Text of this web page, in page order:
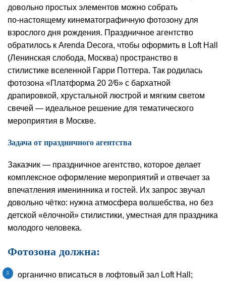
довольно простых элементов можно собрать
по‑настоящему кинематографичную фотозону для
взрослого дня рождения. Праздничное агентство
обратилось к Arenda Decora, чтобы оформить в Loft Hall
(Ленинская слобода, Москва) пространство в
стилистике вселенной Гарри Поттера. Так родилась
фотозона «Платформа 20 2⁄6» с бархатной
драпировкой, хрустальной люстрой и мягким светом
свечей — идеальное решение для тематического
мероприятия в Москве.
Задача от праздничного агентства
Заказчик — праздничное агентство, которое делает
комплексное оформление мероприятий и отвечает за
впечатления именинника и гостей. Их запрос звучал
довольно чётко: нужна атмосфера волшебства, но без
детской «ёлочной» стилистики, уместная для праздника
молодого человека.
Фотозона должна:
органично вписаться в лофтовый зал Loft Hall;